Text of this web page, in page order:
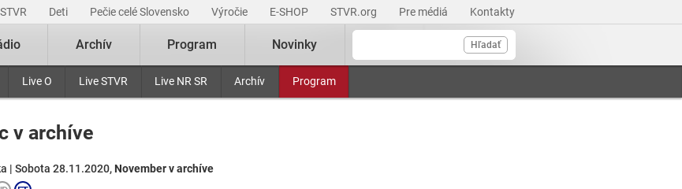
Deti Pečie celé Slovensko Výročie E-SHOP STVR.org Pre médiá Kontakty
Hľadať
Live O Live STVR Live NR SR Archív Program
Archív Program Novinky
v archíve
| Sobota 28.11.2020, November v archíve